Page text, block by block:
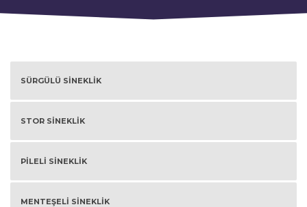
SÜRGÜLÜ SİNEKLİK
STOR SİNEKLİK
PİLELİ SİNEKLİK
MENTEŞELİ SİNEKLİK